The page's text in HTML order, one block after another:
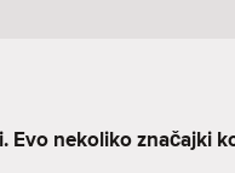
nekoliko značajki